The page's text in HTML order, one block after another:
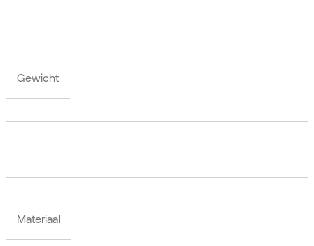
Gewicht
Materiaal